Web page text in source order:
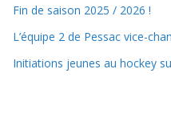
Fin de saison 2025 / 2026 !
L’équipe 2 de Pessac vice-
Initiations jeunes au hockey